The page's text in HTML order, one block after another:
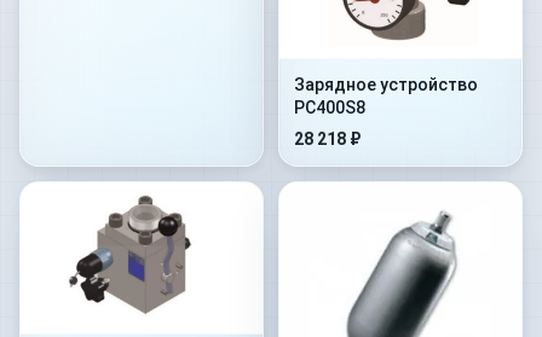
Зарядное устройство
PC400S8
28 218 ₽